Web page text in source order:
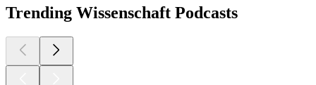
Trending Wissenschaft Podcasts